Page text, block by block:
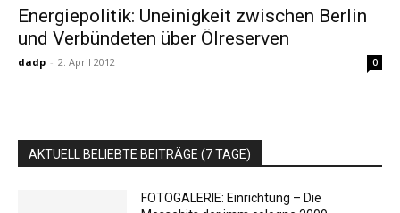
Energiepolitik: Uneinigkeit zwischen Berlin
und Verbündeten über Ölreserven
dadp - 2. April 2012 0
AKTUELL BELIEBTE BEITRÄGE (7 TAGE)
FOTOGALERIE: Einrichtung – Die